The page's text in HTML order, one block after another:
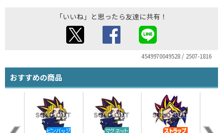
「いいね」と思ったら友達に共有！
4549970049528 / 2507-1816
おすすめの商品